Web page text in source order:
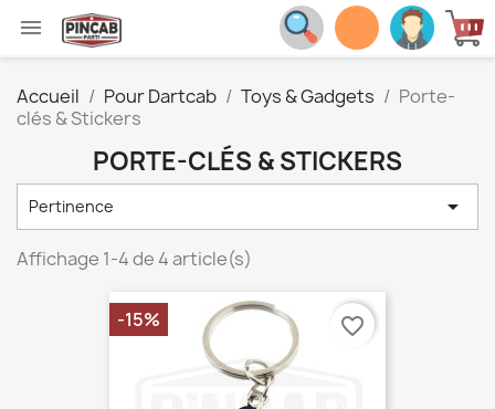

Accueil Pour Dartcab Toys & Gadgets
Porte-
clés & Stickers
PORTE-CLÉS & STICKERS
Pertinence 
Affichage 1-4 de 4 article(s)
-15% favorite_border